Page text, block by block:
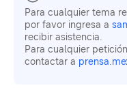
Para cualquier tema
por favor ingresa a
recibir asistencia.
Para cualquier
contactar a